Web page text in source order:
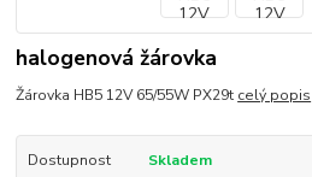
halogenová žárovka
Žárovka HB5 12V 65/55W PX29t celý popis
Dostupnost Skladem